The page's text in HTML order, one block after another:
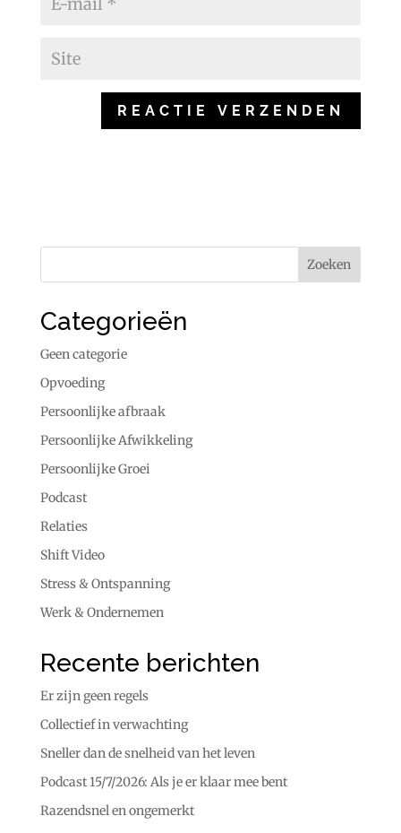
Categorieën
Geen categorie
Opvoeding
Persoonlijke afbraak
Persoonlijke Afwikkeling
Persoonlijke Groei
Podcast
Relaties
Shift Video
Stress & Ontspanning
Werk & Ondernemen
Recente berichten
Er zijn geen regels
Collectief in verwachting
Sneller dan de snelheid van het leven
Podcast 15/7/2026: Als je er klaar mee bent
Razendsnel en ongemerkt